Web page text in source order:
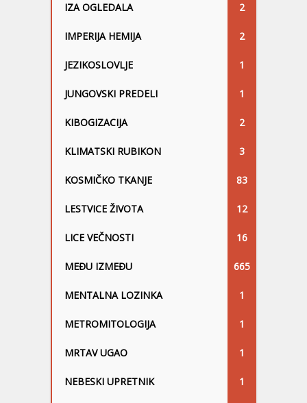
IZA OGLEDALA 2
IMPERIJA HEMIJA 2
JEZIKOSLOVLJE 1
JUNGOVSKI PREDELI 1
KIBOGIZACIJA 2
KLIMATSKI RUBIKON 3
KOSMIČKO TKANJE 83
LESTVICE ŽIVOTA 12
LICE VEČNOSTI 16
MEĐU IZMEĐU 665
MENTALNA LOZINKA 1
METROMITOLOGIJA 1
MRTAV UGAO 1
NEBESKI UPRETNIK 1